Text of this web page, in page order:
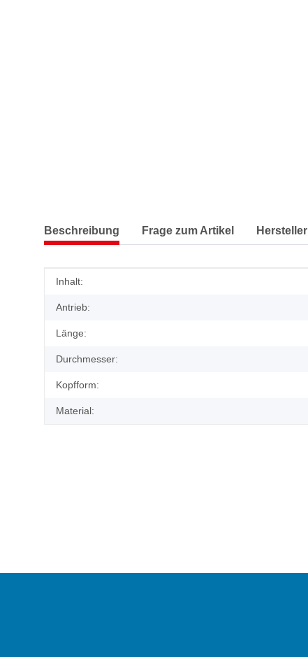
Beschreibung Frage zum Artikel Hersteller
Produkteigenschaft
Wert
Inhalt:
Antrieb:
Länge:
Durchmesser:
Kopfform:
Material: